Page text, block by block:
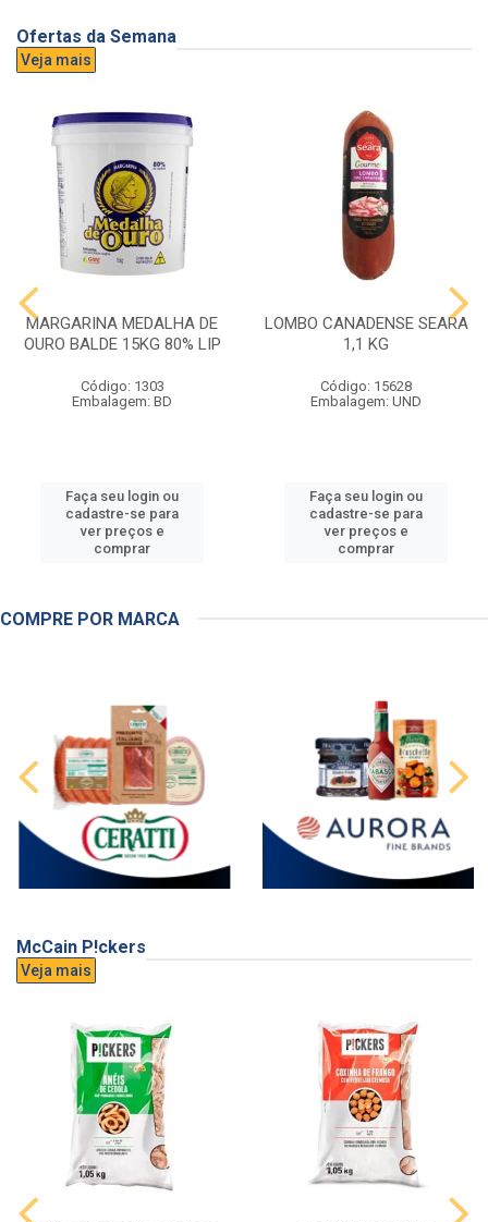
Ofertas da Semana
Veja mais
MARGARINA MEDALHA DE
OURO BALDE 15KG 80% LIP
Código: 1303
Embalagem: BD
Faça seu login ou
cadastre-se para
ver preços e
comprar
LOMBO CANADENSE SEARA
1,1 KG
Código: 15628
Embalagem: UND
Faça seu login ou
cadastre-se para
ver preços e
comprar
COMPRE POR MARCA
McCain P!ckers
Veja mais